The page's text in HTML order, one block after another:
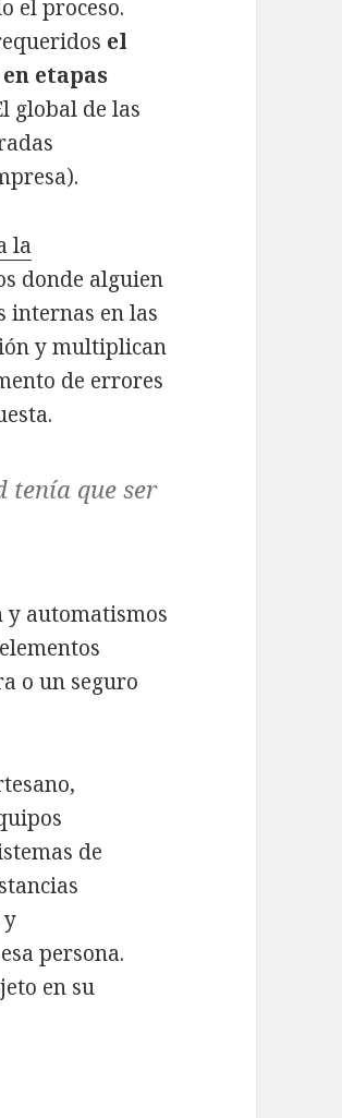
el proceso.
el
etapas
global de las
la
donde alguien
internas en las
y multiplican
de errores
tenía que ser
y automatismos
o un seguro
de
y
persona.
en su